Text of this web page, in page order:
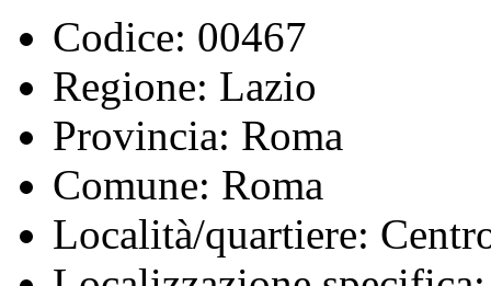
Codice: 00467
Regione: Lazio
Provincia: Roma
Comune: Roma
Località/quartiere: